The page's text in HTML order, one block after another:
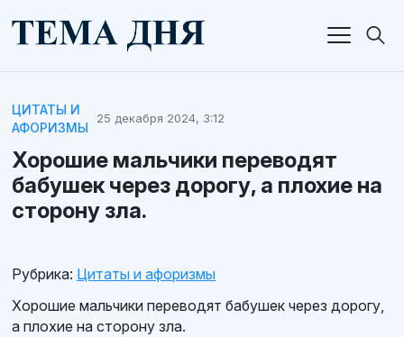
ЦИТАТЫ И
АФОРИЗМЫ
25 декабря 2024, 3:12
Хорошие мальчики переводят
бабушек через дорогу, а плохие на
сторону зла.
Рубрика: Цитаты и афоризмы
Хорошие мальчики переводят бабушек через дорогу,
а плохие на сторону зла.